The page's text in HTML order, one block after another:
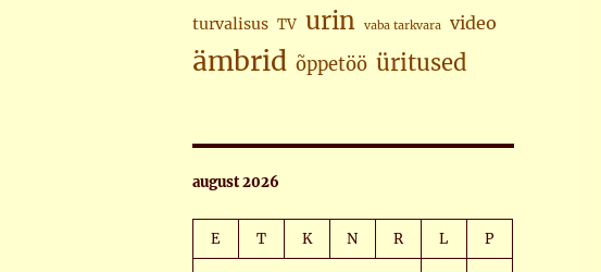
turvalisus TV urin vaba tarkvara video
ämbrid õppetöö üritused
august 2026
E T K N R L P